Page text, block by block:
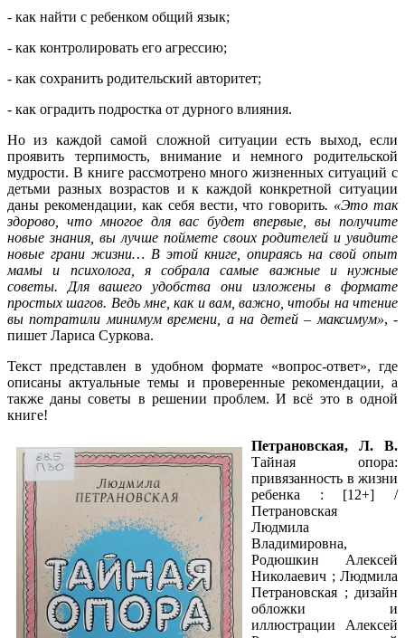
- как найти с ребенком общий язык;
- как контролировать его агрессию;
- как сохранить родительский авторитет;
- как оградить подростка от дурного влияния.
Но из каждой самой сложной ситуации есть выход, если
проявить терпимость, внимание и немного родительской
мудрости. В книге рассмотрено много жизненных ситуаций с
детьми разных возрастов и к каждой конкретной ситуации
даны рекомендации, как себя вести, что говорить. «Это так
здорово, что многое для вас будет впервые, вы получите
новые знания, вы лучше поймете своих родителей и увидите
новые грани жизни… В этой книге, опираясь на свой опыт
мамы и психолога, я собрала самые важные и нужные
советы. Для вашего удобства они изложены в формате
простых шагов. Ведь мне, как и вам, важно, чтобы на чтение
вы потратили минимум времени, а на детей – максимум», -
пишет Лариса Суркова.
Текст представлен в удобном формате «вопрос-ответ», где
описаны актуальные темы и проверенные рекомендации, а
также даны советы в решении проблем. И всё это в одной
книге!
Петрановская, Л. В.
Тайная опора:
привязанность в жизни
ребенка : [12+] /
Петрановская
Людмила
Владимировна,
Родюшкин Алексей
Николаевич ; Людмила
Петрановская ; дизайн
обложки и
иллюстрации Алексей